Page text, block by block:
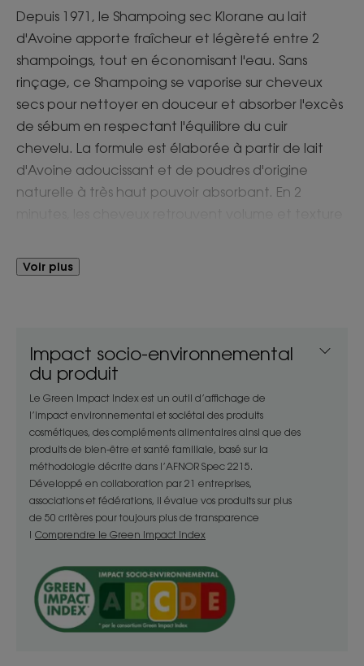
Depuis 1971, le Shampoing sec Klorane au lait
d'Avoine apporte fraîcheur et légèreté entre 2
shampoings, tout en économisant l'eau. Sans
rinçage, ce Shampoing se vaporise sur cheveux
secs pour nettoyer en douceur et absorber l'excès
de sébum en respectant l'équilibre du cuir
chevelu. La formule est élaborée à partir de lait
d'Avoine adoucissant et de poudres d'origine
naturelle à très haut pouvoir absorbant. En 2
Shampoing sec s'emporte partout et ne laisse pas
de résidus.
Pratique, doux et efficace, le Shampoing sec
permet d'économiser du temps, mais également
de l'eau. #savewater : économisez jusqu'à 180 litres
d'eau en utilisant un shampoing sec. Avec la
Klorane botanical foundation, Klorane s'engage
pour préserver l'eau et vos cheveux.
Bénéfices
- Nettoyant : la formule extra-douce sans rinçage
agresser et élimine l'excès de sébum en 2 minutes.
- Texturisant : en quelques vaporisations, il redonne
volume, matière et texture aux cheveux sans avoir
besoin de les mouiller.
Voir plus
Impact socio-environnemental
du produit
Le Green Impact Index est un outil d’affichage de
l’impact environnemental et sociétal des produits
cosmétiques, des compléments alimentaires ainsi que des
produits de bien-être et santé familiale, basé sur la
méthodologie décrite dans l’AFNOR Spec 2215.
Développé en collaboration par 21 entreprises,
associations et fédérations, il évalue vos produits sur plus
de 50 critères pour toujours plus de transparence
! Comprendre le Green Impact Index